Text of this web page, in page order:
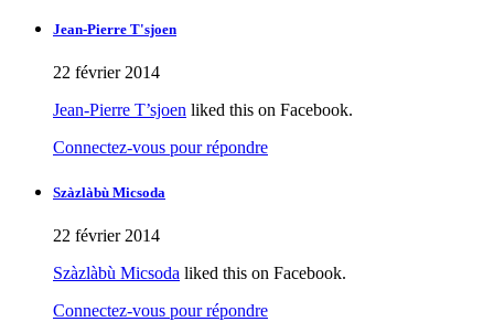
Jean-Pierre T'sjoen
22 février 2014
Jean-Pierre T’sjoen liked this on Facebook.
Connectez-vous pour répondre
Szàzlàbù Micsoda
22 février 2014
Szàzlàbù Micsoda liked this on Facebook.
Connectez-vous pour répondre